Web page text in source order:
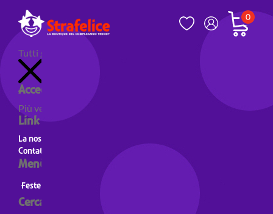
0
Tutti gli articoli
Accedi al tuo account
Più venduti Nuovi prodotti
Link utili
La nostra storia
Contatti
Menù principale
Feste a Tema Feste a tema Colori
Cerca per categoria